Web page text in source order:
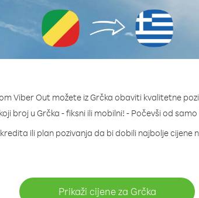
Viber Out možete iz Grčka obaviti kvalitetne
broj u Grčka - fiksni ili mobilni! - Počevši od
ili plan pozivanja da bi dobili najbolje cijene
Prikaži cijene za Grčka